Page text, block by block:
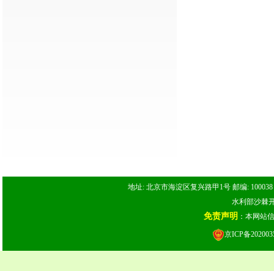
地址: 北京市海淀区复兴路甲1号 邮编:
水利部沙棘
免责声明 ：本网站
京ICP备